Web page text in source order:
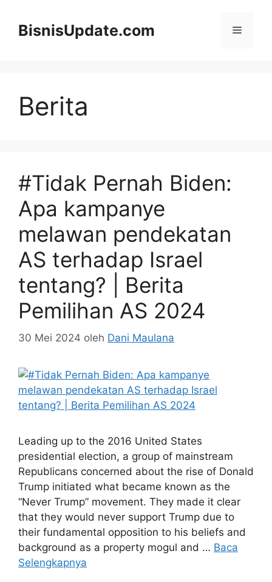
BisnisUpdate.com Menu
Berita
#Tidak Pernah Biden:
Apa kampanye
melawan pendekatan
AS terhadap Israel
tentang? | Berita
Pemilihan AS 2024
30 Mei 2024 oleh Dani Maulana
Leading up to the 2016 United States
presidential election, a group of mainstream
Republicans concerned about the rise of Donald
Trump initiated what became known as the
“Never Trump” movement. They made it clear
that they would never support Trump due to
their fundamental opposition to his beliefs and
background as a property mogul and … Baca
Selengkapnya